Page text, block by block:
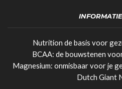
Nutrition de basis voor
BCAA: de bouwstenen
Magnesium: onmisbaar voor je
Dutch Giant